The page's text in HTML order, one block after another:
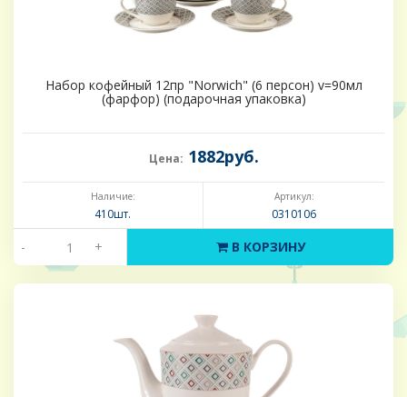
Набор кофейный 12пр "Norwich" (6 персон) v=90мл
(фарфор) (подарочная упаковка)
Цена: 1882руб.
Наличие:
410шт.
Артикул:
0310106
- + В КОРЗИНУ